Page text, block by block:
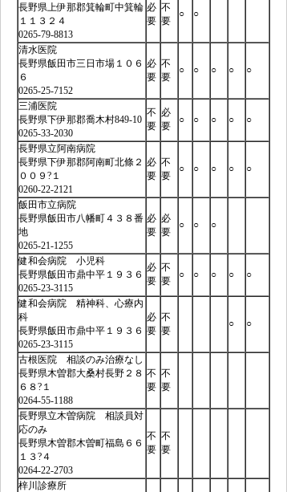
長野県上伊那郡箕輪町中箕輪
１１３２４
0265-79-8813
必
要
不
要
○ ○
清水医院
長野県飯田市三日市場１０６
６
0265-25-7152
必
要
不
要
○ ○ ○ ○ ○
三浦医院
長野県下伊那郡喬木村849-10
0265-33-2030
不
要
必
要
○ ○ ○ ○ ○
長野県立阿南病院
長野県下伊那郡阿南町北條２
００９?１
0260-22-2121
必
要
不
要
○ ○ ○ ○ ○
飯田市立病院
長野県飯田市八幡町４３８番
地
0265-21-1255
必
要
必
要
○ ○ ○
健和会病院 小児科
長野県飯田市鼎中平１９３６
0265-23-3115
必
要
不
要
○ ○ ○ ○ ○
健和会病院 精神科、心療内
科
長野県飯田市鼎中平１９３６
0265-23-3115
必
要
不
要
○ ○
古根医院 相談のみ治療なし
長野県木曽郡大桑村長野２８
６８?１
0264-55-1188
不
要
不
要
長野県立木曽病院 相談員対
応のみ
長野県木曽郡木曽町福島６６
１３?４
0264-22-2703
不
要
不
要
梓川診療所